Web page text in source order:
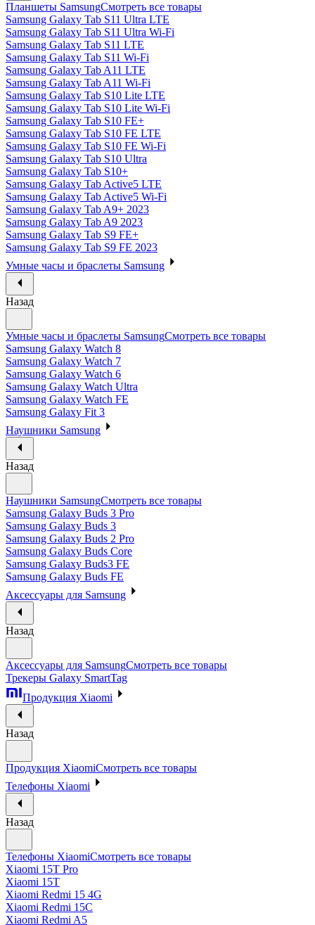
Планшеты SamsungСмотреть все товары
Samsung Galaxy Tab S11 Ultra LTE
Samsung Galaxy Tab S11 Ultra Wi-Fi
Samsung Galaxy Tab S11 LTE
Samsung Galaxy Tab S11 Wi-Fi
Samsung Galaxy Tab A11 LTE
Samsung Galaxy Tab A11 Wi-Fi
Samsung Galaxy Tab S10 Lite LTE
Samsung Galaxy Tab S10 Lite Wi-Fi
Samsung Galaxy Tab S10 FE+
Samsung Galaxy Tab S10 FE LTE
Samsung Galaxy Tab S10 FE Wi-Fi
Samsung Galaxy Tab S10 Ultra
Samsung Galaxy Tab S10+
Samsung Galaxy Tab Active5 LTE
Samsung Galaxy Tab Active5 Wi-Fi
Samsung Galaxy Tab A9+ 2023
Samsung Galaxy Tab A9 2023
Samsung Galaxy Tab S9 FE+
Samsung Galaxy Tab S9 FE 2023
Умные часы и браслеты Samsung
Назад
Умные часы и браслеты SamsungСмотреть все товары
Samsung Galaxy Watch 8
Samsung Galaxy Watch 7
Samsung Galaxy Watch 6
Samsung Galaxy Watch Ultra
Samsung Galaxy Watch FE
Samsung Galaxy Fit 3
Наушники Samsung
Назад
Наушники SamsungСмотреть все товары
Samsung Galaxy Buds 3 Pro
Samsung Galaxy Buds 3
Samsung Galaxy Buds 2 Pro
Samsung Galaxy Buds Core
Samsung Galaxy Buds3 FE
Samsung Galaxy Buds FE
Аксессуары для Samsung
Назад
Аксессуары для SamsungСмотреть все товары
Трекеры Galaxy SmartTag
Продукция Xiaomi
Назад
Продукция XiaomiСмотреть все товары
Телефоны Xiaomi
Назад
Телефоны XiaomiСмотреть все товары
Xiaomi 15T Pro
Xiaomi 15T
Xiaomi Redmi 15 4G
Xiaomi Redmi 15C
Xiaomi Redmi A5